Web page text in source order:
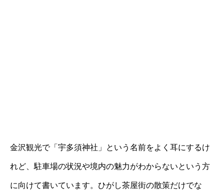
金沢観光で「宇多須神社」という名前をよく耳にするけ
れど、駐車場の状況や境内の魅力がわからないという方
に向けて書いています。ひがし茶屋街の散策だけでな